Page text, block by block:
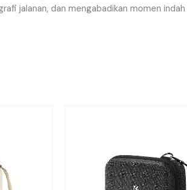
jalanan, dan mengabadikan momen indah